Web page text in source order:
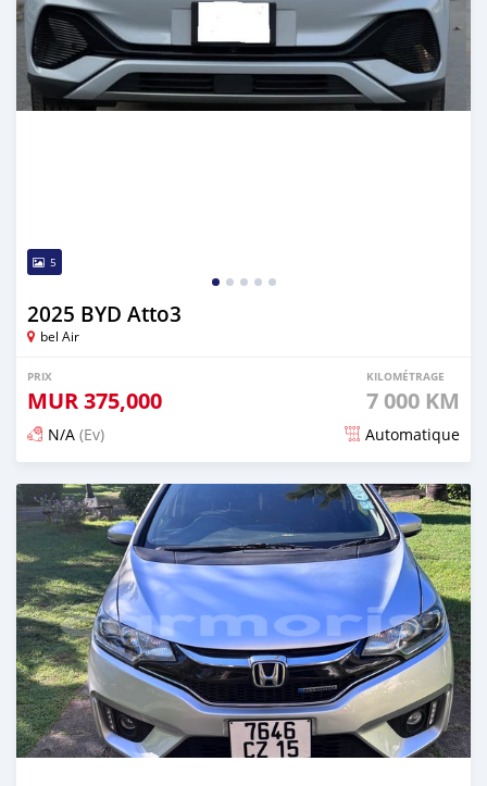
5
2025 BYD Atto3
bel Air
PRIX
MUR375,000
KILOMÉTRAGE
7 000 KM
N/A (Ev) Automatique
Publié il y a 3 mois